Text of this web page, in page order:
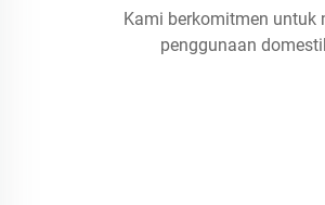
Kami berkomitmen untuk
penggunaan